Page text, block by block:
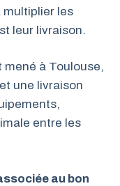
multiplier les
leur livraison.
mené à Toulouse,
une livraison
entre les
au bon